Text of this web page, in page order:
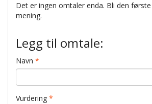
Det er ingen omtaler enda. Bli den
mening.
Legg til omtale:
Navn
Vurdering